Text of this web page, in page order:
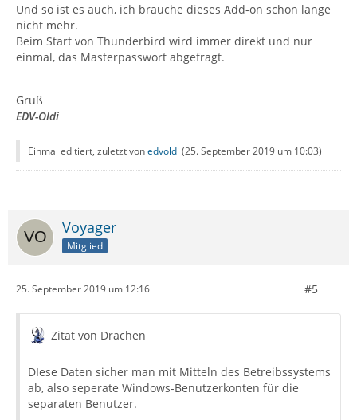
Und so ist es auch, ich brauche dieses Add-on schon lange
nicht mehr.
Beim Start von Thunderbird wird immer direkt und nur
einmal, das Masterpasswort abgefragt.
Gruß
EDV-Oldi
Einmal editiert, zuletzt vonedvoldi (25. September 2019 um 10:03)
Voyager
Mitglied
25. September 2019 um 12:16 #5
Zitat von Drachen
DIese Daten sicher man mit Mitteln des Betreibssystems
ab, also seperate Windows-Benutzerkonten für die
separaten Benutzer.